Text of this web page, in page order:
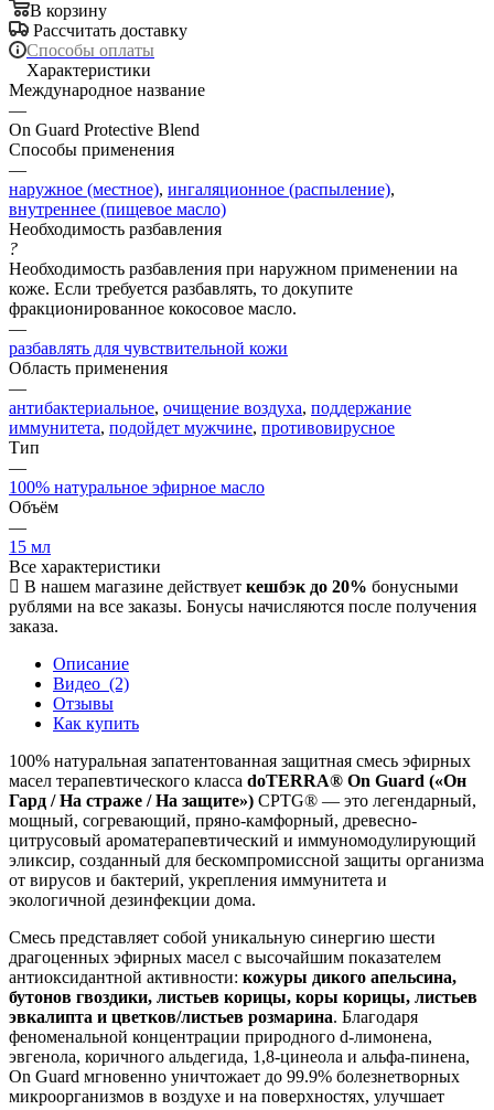
В корзину
Рассчитать доставку
Способы оплаты
Характеристики
Международное название
—
On Guard Protective Blend
Способы применения
—
наружное (местное), ингаляционное (распыление),
внутреннее (пищевое масло)
Необходимость разбавления
?
Необходимость разбавления при наружном применении на
коже. Если требуется разбавлять, то докупите
фракционированное кокосовое масло.
—
разбавлять для чувствительной кожи
Область применения
—
антибактериальное, очищение воздуха, поддержание
иммунитета, подойдет мужчине, противовирусное
Тип
—
100% натуральное эфирное масло
Объём
—
15 мл
Все характеристики
В нашем магазине действует кешбэк до 20% бонусными
рублями на все заказы. Бонусы начисляются после получения
заказа.
Описание
Видео (2)
Отзывы
Как купить
100% натуральная запатентованная защитная смесь эфирных
масел терапевтического класса doTERRA® On Guard («Он
Гард / На страже / На защите») CPTG® — это легендарный,
мощный, согревающий, пряно-камфорный, древесно-
цитрусовый ароматерапевтический и иммуномодулирующий
эликсир, созданный для бескомпромиссной защиты организма
от вирусов и бактерий, укрепления иммунитета и
экологичной дезинфекции дома.
Смесь представляет собой уникальную синергию шести
драгоценных эфирных масел с высочайшим показателем
антиоксидантной активности: кожуры дикого апельсина,
бутонов гвоздики, листьев корицы, коры корицы, листьев
эвкалипта и цветков/листьев розмарина. Благодаря
феноменальной концентрации природного d-лимонена,
эвгенола, коричного альдегида, 1,8-цинеола и альфа-пинена,
On Guard мгновенно уничтожает до 99.9% болезнетворных
микроорганизмов в воздухе и на поверхностях, улучшает